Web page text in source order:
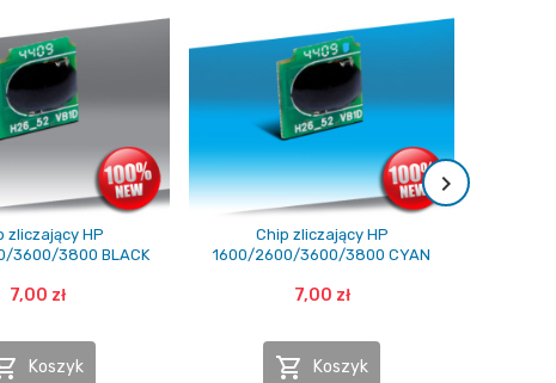
zliczający HP
3600/3800 BLACK
7,00 zł
Koszyk
Chip zliczający HP
1600/2600/3600/3800 CYAN
7,00 zł
 Koszyk